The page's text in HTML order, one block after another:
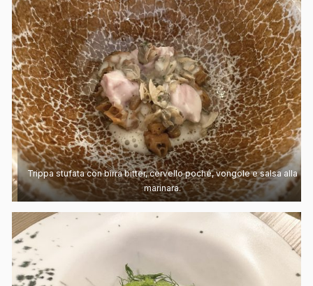
Trippa stufata con birra bitter, cervello poché, vongole e salsa alla
marinara.